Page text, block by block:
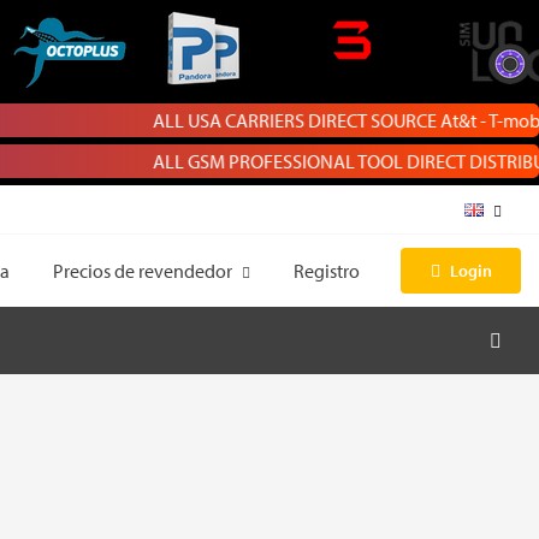
ALL USA CARRIERS DIRECT SOURCE At&t - T-
ALL GSM PROFESSIONAL TOOL DIRECT
Precios de revendedor Registro Login